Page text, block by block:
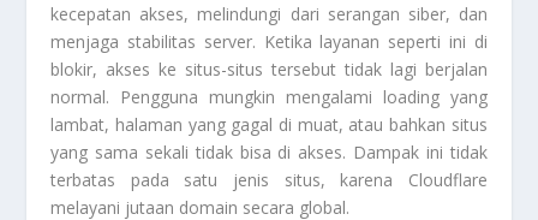
kecepatan akses, melindungi dari serangan siber, dan
menjaga stabilitas server. Ketika layanan seperti ini di
blokir, akses ke situs-situs tersebut tidak lagi berjalan
normal. Pengguna mungkin mengalami loading yang
lambat, halaman yang gagal di muat, atau bahkan situs
yang sama sekali tidak bisa di akses. Dampak ini tidak
terbatas pada satu jenis situs, karena Cloudflare
melayani jutaan domain secara global.